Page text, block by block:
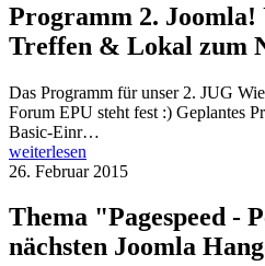
Programm 2. Joomla!
Treffen & Lokal zum
Das Programm für unser 2. JUG
Forum EPU steht fest :) Geplantes
Basic-Einr…
weiterlesen
26. Februar 2015
Thema "Pagespeed -
nächsten Joomla